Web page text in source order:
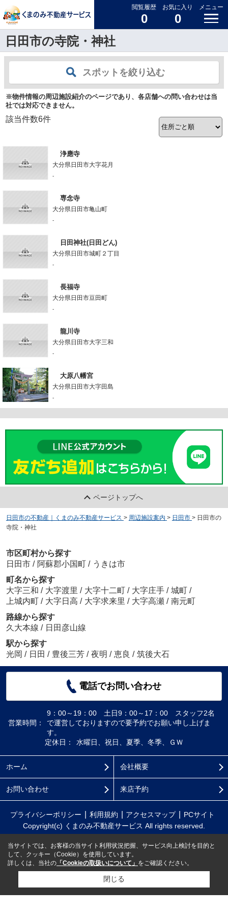
閲覧履歴
0
お気に入り
0
メニュー
日田市の寺院・神社
スポットを絞り込む
※物件情報の周辺施設紹介のページであり、各店舗への問い合わせは当
社では対応できません。
該当件数6件
浄應寺
大分県日田市大字花月
-
専念寺
大分県日田市亀山町
-
日田神社(日田どん)
大分県日田市城町２丁目
-
長福寺
大分県日田市豆田町
-
龍川寺
大分県日田市大字三和
-
大原八幡宮
大分県日田市大字田島
-
ページトップへ
日田市の不動産｜くまのみ不動産サービス > 周辺施設案内 > 日田市 > 日田市の
寺院・神社
市区町村から探す
日田市 / 阿蘇郡小国町 / うきは市
町名から探す
大字三和 / 大字渡里 / 大字十二町 / 大字庄手 / 城町 /
上城内町 / 大字日高 / 大字求来里 / 大字高瀬 / 南元町
路線から探す
久大本線 / 日田彦山線
駅から探す
光岡 / 日田 / 豊後三芳 / 夜明 / 恵良 / 筑後大石
電話でお問い合わせ
営業時間：
9：00～19：00 土日9：00～17：00 スタッフ2名
で運営しておりますので要予約でお願い申し上げま
す。
定休日：
水曜日、祝日、夏季、冬季、ＧＷ
ホーム 会社概要
お問い合わせ 来店予約
プライバシーポリシー 利用規約 アクセスマップ
PCサイト
Copyright(c) くまのみ不動産サービス All rights reserved.
当サイトでは、お客様の当サイト利用状況把握、サービス向上検討を目的と
して、クッキー（Cookie）を使用しています。
詳しくは、当社の 「Cookieの取扱いについて」 をご確認ください。
閉じる